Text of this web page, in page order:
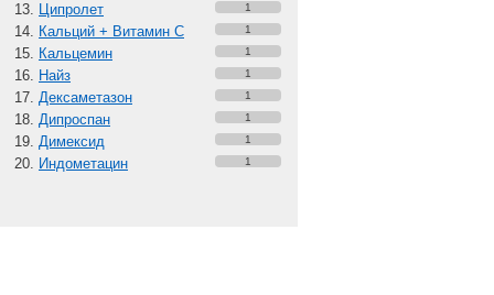
Ципролет 1
Кальций + Витамин C 1
Кальцемин 1
Найз 1
Дексаметазон 1
Дипроспан 1
Димексид 1
Индометацин 1